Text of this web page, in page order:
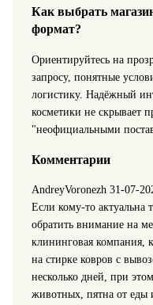
Как выбрать
формат?
Ориентируйтесь на
запросу, понятные
логистику. Надёжный
косметики не скрывает
"неофициальными
Комментарии
AndreyVoronezh 31-07-
Если кому-то актуальна
обратить внимание на
клининговая компания,
на стирке ковров с
несколько дней, при
животных, пятна от еды